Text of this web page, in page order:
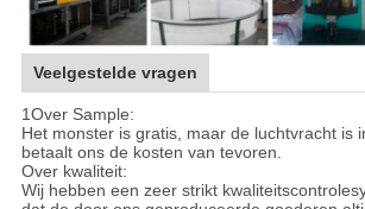
Veelgestelde vragen
1Over Sample:
Het monster is gratis, maar de luchtvracht is
betaalt ons de kosten van tevoren.
Over kwaliteit:
Wij hebben een zeer strikt